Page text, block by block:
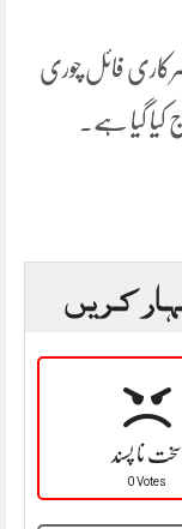
سرکاری فائل چوری
گیا ہے۔
کریں
سخت نا پسند
0 Votes